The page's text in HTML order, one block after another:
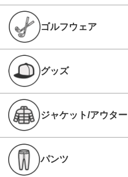
ゴルフウェア
グッズ
ジャケット/アウター
パンツ